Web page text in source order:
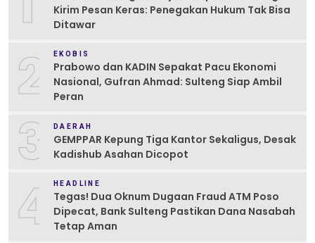
Kirim Pesan Keras: Penegakan Hukum Tak Bisa
Ditawar
2 EKOBIS
Prabowo dan KADIN Sepakat Pacu Ekonomi
Nasional, Gufran Ahmad: Sulteng Siap Ambil
Peran
3 DAERAH
GEMPPAR Kepung Tiga Kantor Sekaligus, Desak
Kadishub Asahan Dicopot
4 HEADLINE
Tegas! Dua Oknum Dugaan Fraud ATM Poso
Dipecat, Bank Sulteng Pastikan Dana Nasabah
Tetap Aman